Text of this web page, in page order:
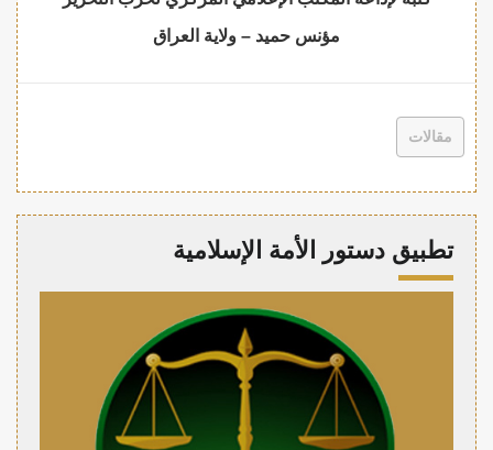
مؤنس حميد – ولاية العراق
مقالات
تطبيق دستور الأمة الإسلامية